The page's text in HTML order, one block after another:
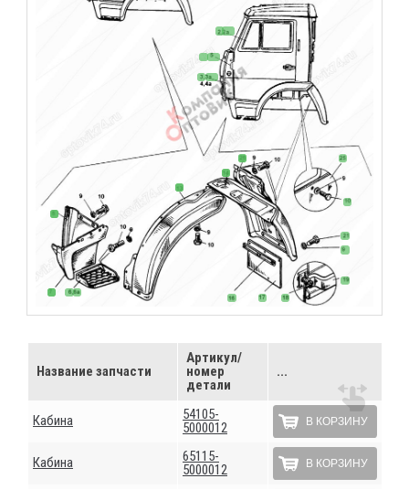
Название запчасти
Артикул/
номер
детали
...
Кабина
54105-
5000012
В КОРЗИНУ
Кабина
65115-
5000012
В КОРЗИНУ